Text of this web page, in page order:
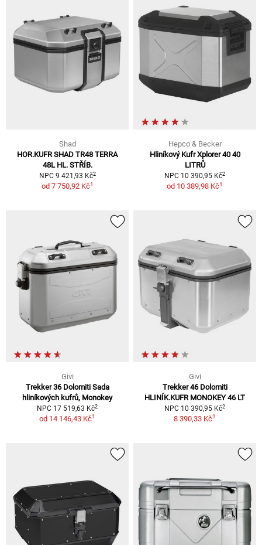
Shad
HOR.KUFR SHAD TR48 TERRA
48L HL. STŘÍB.
NPC 9 421,93 Kč2
od 7 750,92 Kč1
Hepco & Becker
Hliníkový Kufr Xplorer 40 40
LITRŮ
NPC 10 390,95 Kč2
od 10 389,98 Kč1
Givi
Trekker 36 Dolomiti Sada
hliníkových kufrů, Monokey
NPC 17 519,63 Kč2
od 14 146,43 Kč1
Givi
Trekker 46 Dolomiti
HLINÍK.KUFR MONOKEY 46 LT
NPC 10 390,95 Kč2
8 390,33 Kč1